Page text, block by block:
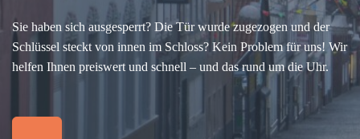
Sie haben sich ausgesperrt? Die Tür wurde zugezogen und der
Schlüssel steckt von innen im Schloss? Kein Problem für uns! Wir
helfen Ihnen preiswert und schnell – und das rund um die Uhr.